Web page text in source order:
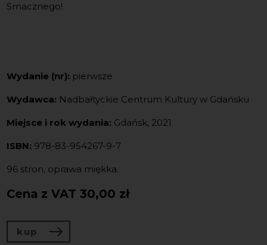
Smacznego!
Wydanie (nr): pierwsze
Wydawca: Nadbałtyckie Centrum Kultury w Gdańsku
Miejsce i rok wydania: Gdańsk, 2021
ISBN: 978-83-954267-9-7
96 stron, oprawa miękka.
Cena z VAT 30,00 zł
kup